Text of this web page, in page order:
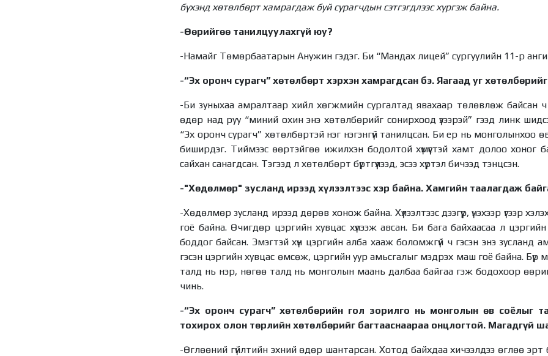
бүхэнд хөтөлбөрт хамрагдаж буй сурагчдын сэтгэгдлээс хүргэж байна.
-Өөрийгөө танилцуулахгүй юу?
-Намайг Төмөрбаатарын Анужин гэдэг. Би “Мандах лицей” сургуулийн 11-р
-“Эх оронч сурагч” хөтөлбөрт хэрхэн хамрагдсан бэ. Яагаад уг
-Би зуныхаа амралтаар хийл хөгжмийн сургалтад явахаар төлөвлөж байсан ч
өдөр над руу “миний охин энэ хөтөлбөрийг сонирхоод үзээрэй” гээд линк
“Эх оронч сурагч” хөтөлбөртэй нэг нэгэнгүй танилцсан. Би ер нь монголынхоо
биширдэг. Тиймээс өөртэйгөө ижилхэн бодолтой хүмүүстэй хамт долоо хоног
сайхан санагдсан. Тэгээд л хөтөлбөрт бүртгүүлээд, эсээ хүртэл бичээд тэнцсэн.
-"Хөдөлмөр" зусланд ирээд хүлээлтээс хэр байна. Хамгийн таалагдаж
-Хөдөлмөр зусланд ирээд дөрөв хонож байна. Хүлээлтээс дээгүүр, үнэхээр үгээр
гоё байна. Өчигдөр цэргийн хувцас хүлээж авсан. Би бага байхаасаа л
боддог байсан. Эмэгтэй хүн цэргийн алба хааж боломжгүй ч гэсэн энэ зусланд
гэсэн цэргийн хувцас өмсөж, цэргийн уур амьсгалыг мэдрэх маш гоё байна. Бүр
талд нь нэр, нөгөө талд нь монголын маань далбаа байгаа гэж бодохоор
чинь.
-“Эх оронч сурагч” хөтөлбөрийн гол зорилго нь монголын өв соёлыг
тохирох олон төрлийн хөтөлбөрийг багтааснаараа онцлогтой. Магадгүй
-Өглөөний гүйлтийн эхний өдөр шантарсан. Хотод байхдаа хичээлдээ өглөө эрт